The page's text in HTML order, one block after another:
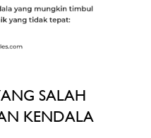
SALAH
KENDALA